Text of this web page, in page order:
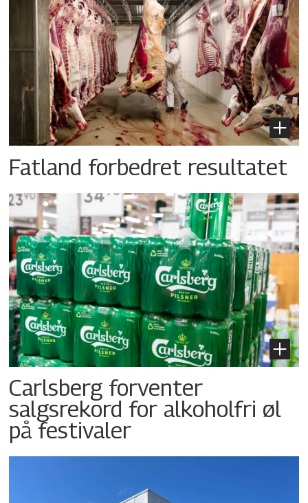
Fatland forbedret resultatet
Carlsberg forventer
salgsrekord for alkoholfri øl
på festivaler